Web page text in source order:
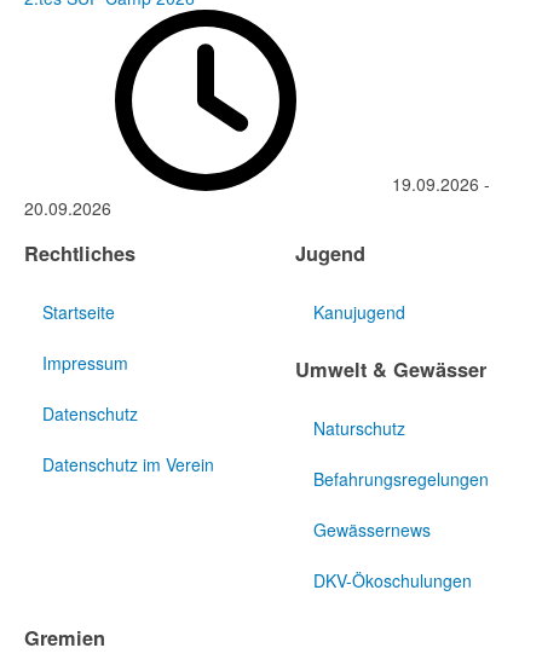
19.09.2026 -
20.09.2026
Rechtliches
Startseite
Impressum
Datenschutz
Datenschutz im Verein
Jugend
Kanujugend
Umwelt & Gewässer
Naturschutz
Befahrungsregelungen
Gewässernews
DKV-Ökoschulungen
Gremien